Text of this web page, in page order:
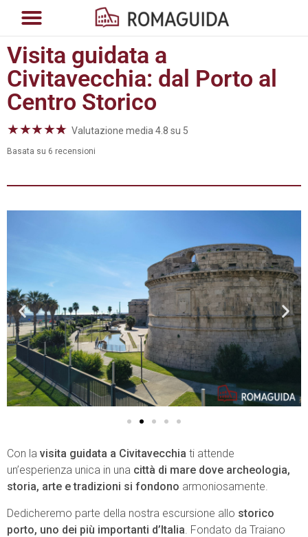
Visita guidata a
Civitavecchia: dal Porto al
Centro Storico
★★★★☆
★ Valutazione media 4.8 su 5
Basata su 6 recensioni
Con la visita guidata a Civitavecchia ti attende
un’esperienza unica in una città di mare dove archeologia,
storia, arte e tradizioni si fondono armoniosamente.
Dedicheremo parte della nostra escursione allo storico
porto, uno dei più importanti d’Italia . Fondato da Traiano